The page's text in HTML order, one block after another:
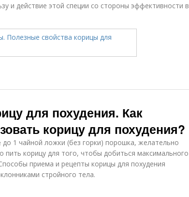
и действие этой специи со стороны эффективности в
для похудения. Как
корицу для похудения?
1 чайной ложки (без горки) порошка, желательно
пить корицу для того, чтобы добиться максимального
приема и рецепты корицы для похудения
стройного тела.